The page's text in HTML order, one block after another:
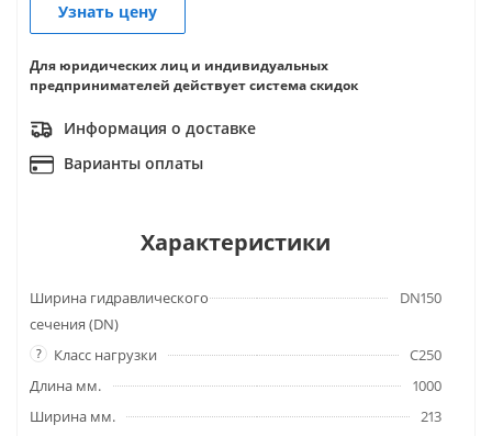
Узнать цену
Для юридических лиц и индивидуальных
предпринимателей действует система скидок
Информация о доставке
Варианты оплаты
Характеристики
Ширина гидравлического
сечения (DN)
DN150
? Класс нагрузки
C250
Длина мм.
1000
Ширина мм.
213